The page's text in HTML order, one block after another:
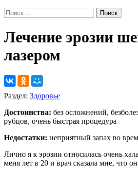
Лечение эрозии
лазером
Раздел: Здоровье
Достоинства: без осложнений,
рубцов, очень быстрая процедура
Недостатки: неприятный запах во
Лично я к эрозии относилась очень
меня лет в 20 и врач сказала мне, что